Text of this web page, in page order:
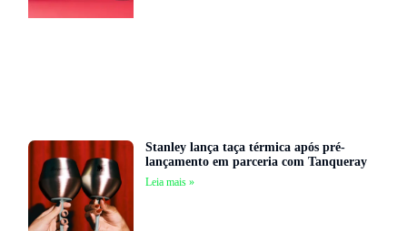
Stanley lança taça térmica após pré-
lançamento em parceria com Tanqueray
Leia mais »